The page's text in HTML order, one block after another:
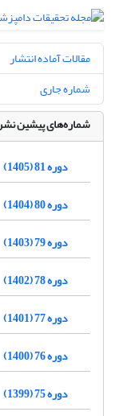
مقالات آماده انتشار
شماره جاری
شماره‌های پیشین
دوره 81 (1405)
دوره 80 (1404)
دوره 79 (1403)
دوره 78 (1402)
دوره 77 (1401)
دوره 76 (1400)
دوره 75 (1399)